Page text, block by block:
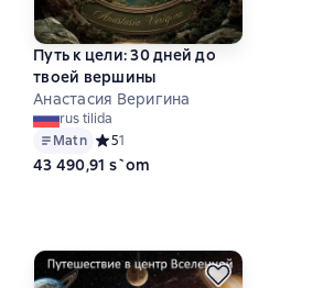
оценок
Путь к цели: 30 дней до
твоей вершины
Анастасия Веригина
rus tilida
Matn Средний рейтинг 5 на основе 1
51
43 490,91 s`om